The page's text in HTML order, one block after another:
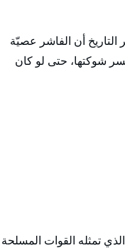
أن الفاشر عصيّة
شوكتها، حتى لو كان
تمثله القوات المسلحة